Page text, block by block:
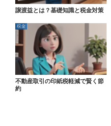
譲渡益とは？基礎知識と税金対策
税金
不動産取引の印紙税軽減で賢く節
約